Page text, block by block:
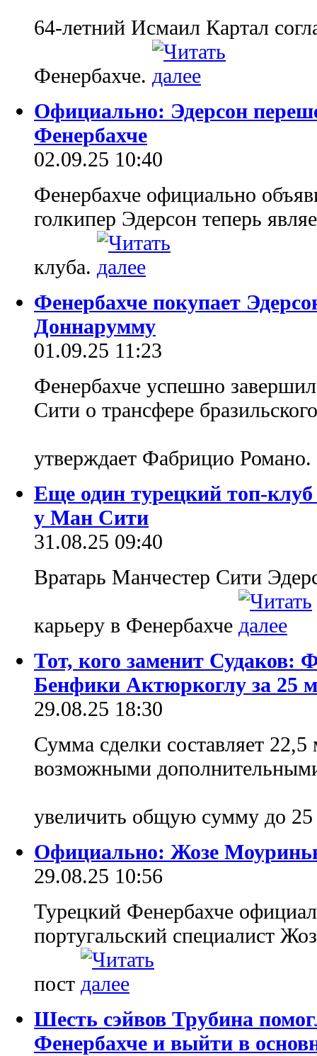
64-летний Исмаил Картал
Фенербахче.
Официально: Эдерсон
Фенербахче
02.09.25 10:40
Фенербахче официально
голкипер Эдерсон теперь
клуба.
Фенербахче покупает
Доннарумму
01.09.25 11:23
Фенербахче успешно
Сити о трансфере
утверждает Фабрицио Романо.
Еще один турецкий топ-
у Ман Сити
31.08.25 09:40
Вратарь Манчестер Сити
карьеру в Фенербахче
Тот, кого заменит Судаков:
Бенфики Актюркоглу за 25
29.08.25 18:30
Сумма сделки составляет
возможными
увеличить общую сумму до
Официально: Жозе
29.08.25 10:56
Турецкий Фенербахче
португальский специалист
пост
Шесть сэйвов Трубина
Фенербахче и выйти в